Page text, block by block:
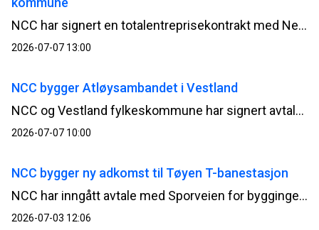
NCC har signert en totalentreprisekontrakt med Nesodden kommune for bygging av Nesoddtangen skole og flerbrukshall. Avtalen har en verdi på om lag 345 millioner norske kroner.
2026-07-07 13:00
NCC bygger Atløysambandet i Vestland
NCC og Vestland fylkeskommune har signert avtale for bygging av Atløysambandet. Ordreverdien er på om lag 1,5 milliarder norske kroner og er et av de største samferdselsprosjektene i regionen.
2026-07-07 10:00
NCC bygger ny adkomst til Tøyen T-banestasjon
NCC har inngått avtale med Sporveien for byggingen av ny adkomst til Tøyen T-banestasjon i Oslo. Prosjektet vil bidra til bedre tilgjengelighet, økt sikkerhet og en mer fremtidsrettet kollektivløsning i et område med stor trafikk. Kontrakten har en verdi på 94 millioner norske kroner.
2026-07-03 12:06